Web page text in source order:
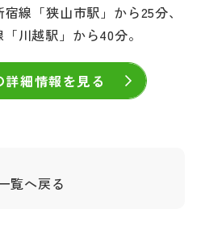
線「狭山市駅」から25分、
川越駅」から40分。
詳細情報を見る
覧へ戻る